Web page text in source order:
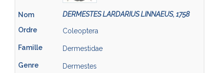
DERMESTES LARDARIUS LINNAEUS, 1758
Coleoptera
Dermestidae
Dermestes